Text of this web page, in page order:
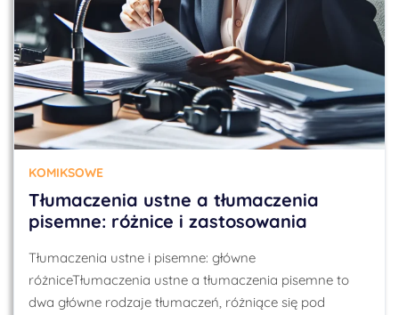
KOMIKSOWE
Tłumaczenia ustne a tłumaczenia
pisemne: różnice i zastosowania
Tłumaczenia ustne i pisemne: główne
różniceTłumaczenia ustne a tłumaczenia pisemne to
dwa główne rodzaje tłumaczeń, różniące się pod